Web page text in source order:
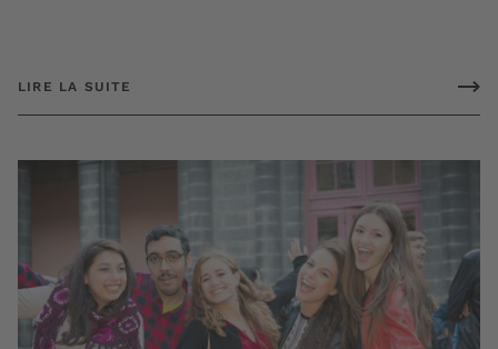
LIRE LA SUITE